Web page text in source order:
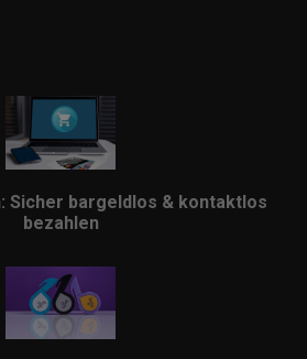
Sicher bargeldlos & kontaktlos
bezahlen